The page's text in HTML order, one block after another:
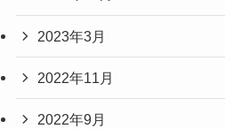
2023年3月
2022年11月
2022年9月